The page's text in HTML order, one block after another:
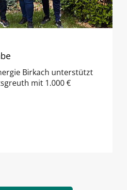
Birkach unterstützt
mit 1.000 €